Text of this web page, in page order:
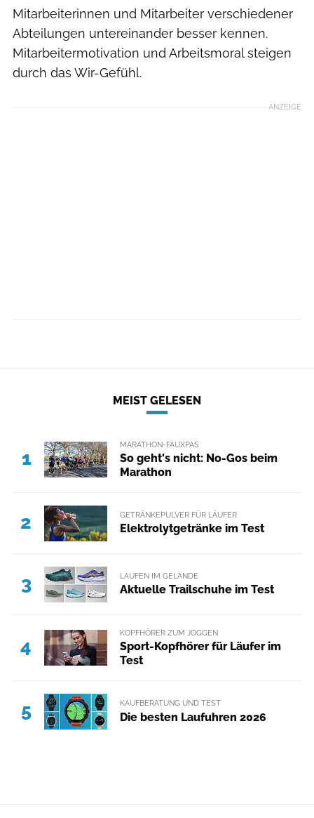
Mitarbeiterinnen und Mitarbeiter verschiedener
Abteilungen untereinander besser kennen.
Mitarbeitermotivation und Arbeitsmoral steigen
durch das Wir-Gefühl.
ANZEIGE
MEIST GELESEN
1
MARATHON-FAUXPAS
So geht's nicht: No-Gos beim
Marathon
2 GETRÄNKEPULVER FÜR LÄUFER
Elektrolytgetränke im Test
3 LAUFEN IM GELÄNDE
Aktuelle Trailschuhe im Test
4
KOPFHÖRER ZUM JOGGEN
Sport-Kopfhörer für Läufer im
Test
5 KAUFBERATUNG UND TEST
Die besten Laufuhren 2026